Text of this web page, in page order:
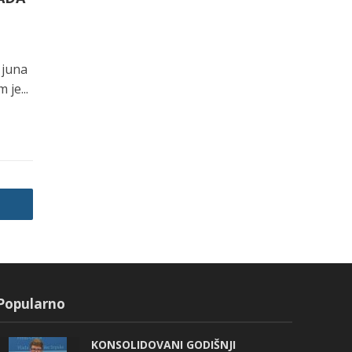
je...
KONSOLIDOVANI GODIŠNJI